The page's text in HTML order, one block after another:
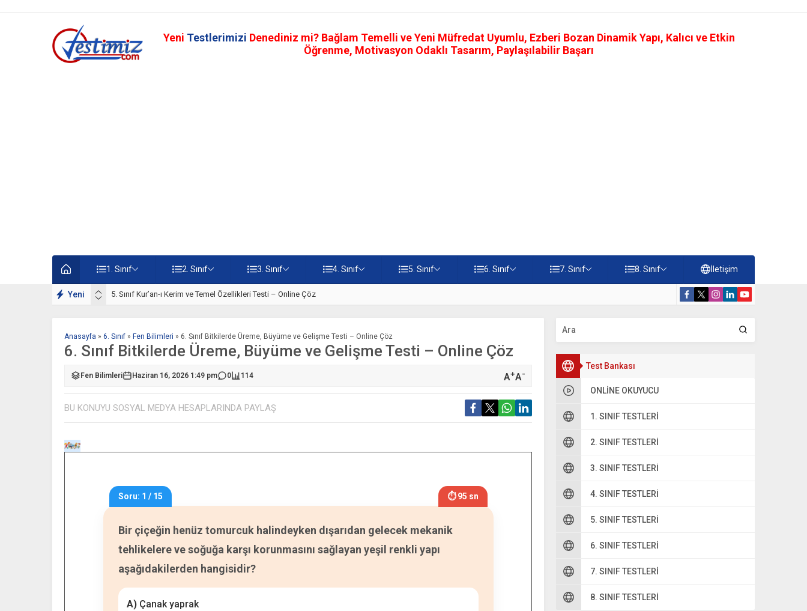
Yeni Testlerimizi Denediniz mi? Bağlam Temelli ve Yeni Müfredat Uyumlu, Ezberi Bozan Dinamik Yapı, Kalıcı ve Etkin
Öğrenme, Motivasyon Odaklı Tasarım, Paylaşılabilir Başarı
1. Sınıf 2. Sınıf 3. Sınıf 4. Sınıf 5. Sınıf 6. Sınıf 7. Sınıf 8. Sınıf İletişim
Yeni 5. Sınıf Kur’an-ı Kerim ve Temel Özellikleri Testi – Online Çöz
Test Bankası
ONLINE OKUYUCU
1. SINIF TESTLERI
2. SINIF TESTLERI
3. SINIF TESTLERI
4. SINIF TESTLERI
5. SINIF TESTLERI
6. SINIF TESTLERI
7. SINIF TESTLERI
8. SINIF TESTLERI
Anasayfa » 6. Sınıf » Fen Bilimleri » 6. Sınıf Bitkilerde Üreme, Büyüme ve Gelişme Testi – Online Çöz
6. Sınıf Bitkilerde Üreme, Büyüme ve Gelişme Testi – Online Çöz
Fen Bilimleri Haziran 16, 2026 1:49 pm 0 114 A+A-
BU KONUYU SOSYAL MEDYA HESAPLARINDA PAYLAŞ
Soru: 1 / 15 ⏱ 94 sn
Bir çiçeğin henüz tomurcuk halindeyken dışarıdan gelecek mekanik
tehlikelere ve soğuğa karşı korunmasını sağlayan yeşil renkli yapı
aşağıdakilerden hangisidir?
A)Çanak yaprak